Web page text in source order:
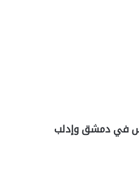
في دمشق وإدلب